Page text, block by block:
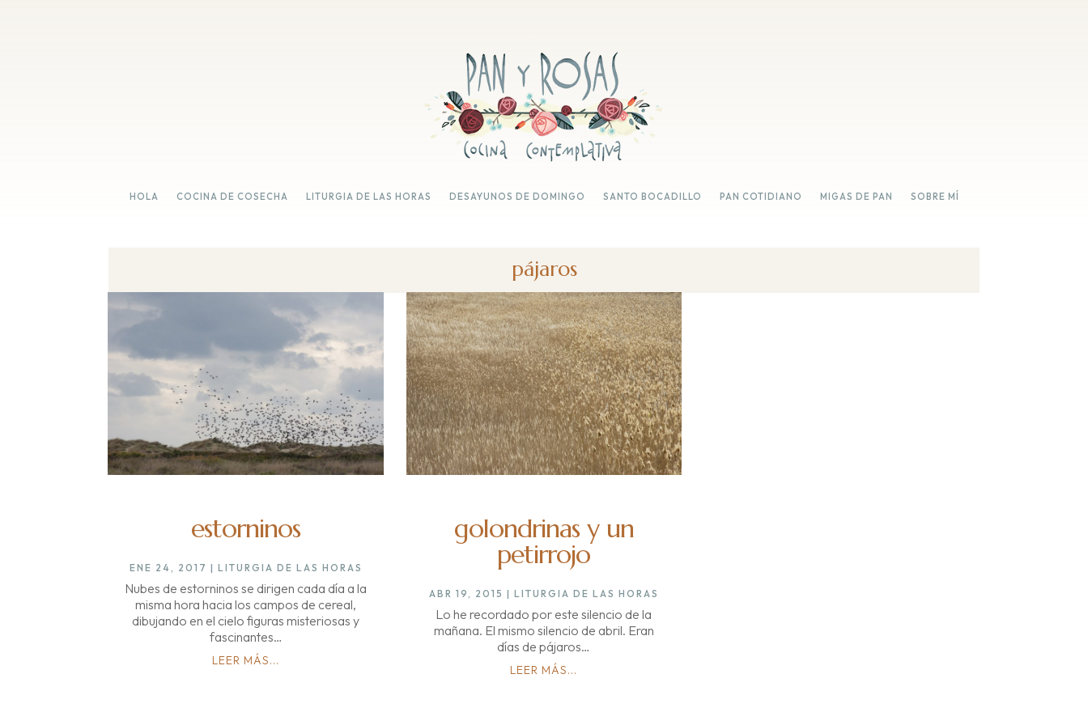
HOLA COCINA DE COSECHA LITURGIA DE LAS HORAS DESAYUNOS DE DOMINGO SANTO BOCADILLO PAN COTIDIANO MIGAS DE PAN SOBRE MÍ
pájaros
estorninos
ENE 24, 2017 | LITURGIA DE LAS HORAS
Nubes de estorninos se dirigen cada día a la
misma hora hacia los campos de cereal,
dibujando en el cielo figuras misteriosas y
fascinantes…
LEER MÁS...
golondrinas y un
petirrojo
ABR 19, 2015 | LITURGIA DE LAS HORAS
Lo he recordado por este silencio de la
mañana. El mismo silencio de abril. Eran
días de pájaros…
LEER MÁS...